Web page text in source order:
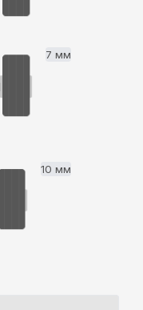
7 мм
10 мм